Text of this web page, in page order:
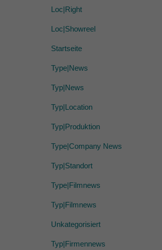
Loc|Right
Loc|Showreel
Startseite
Type|News
Typ|News
Typ|Location
Typ|Produktion
Type|Company News
Typ|Standort
Type|Filmnews
Typ|Filmnews
Unkategorisiert
Typ|Firmennews